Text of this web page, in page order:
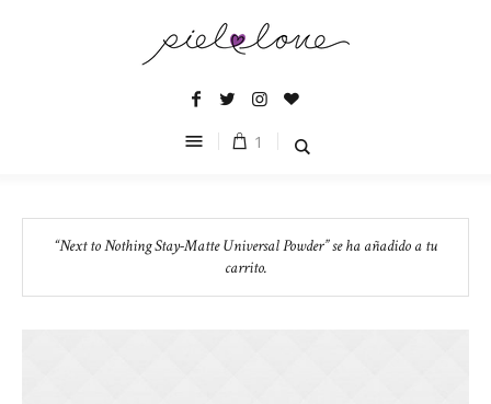
1
“Next to Nothing Stay-Matte Universal Powder” se ha añadido a tu
carrito.